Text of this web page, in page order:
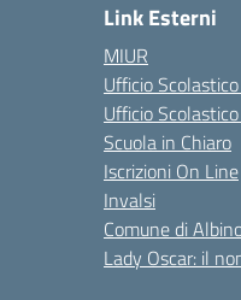
Link Esterni
MIUR
Ufficio
Ufficio
Scuola in Chiaro
Iscrizioni On Line
Invalsi
Comune di
Lady Oscar: il